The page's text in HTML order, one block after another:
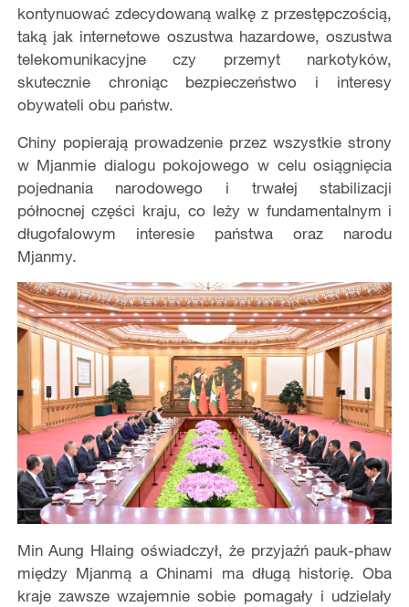
kontynuować zdecydowaną walkę z przestępczością,
taką jak internetowe oszustwa hazardowe, oszustwa
telekomunikacyjne czy przemyt narkotyków,
skutecznie chroniąc bezpieczeństwo i interesy
obywateli obu państw.
Chiny popierają prowadzenie przez wszystkie strony
w Mjanmie dialogu pokojowego w celu osiągnięcia
pojednania narodowego i trwałej stabilizacji
północnej części kraju, co leży w fundamentalnym i
długofalowym interesie państwa oraz narodu
Mjanmy.
Min Aung Hlaing oświadczył, że przyjaźń pauk-phaw
między Mjanmą a Chinami ma długą historię. Oba
kraje zawsze wzajemnie sobie pomagały i udzielały